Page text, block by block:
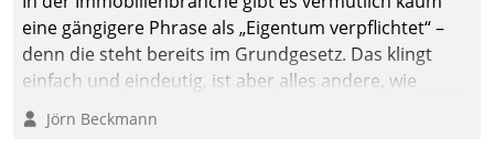
eine gängigere Phrase als „Eigentum verpflichtet“ –
denn die steht bereits im Grundgesetz. Das klingt
einfach und eindeutig, ist aber alles andere, wie
Branchenbeschäftigte wissen. Denn mit der
Verantwortung folgen Verpflichtungen.
Jörn Beckmann